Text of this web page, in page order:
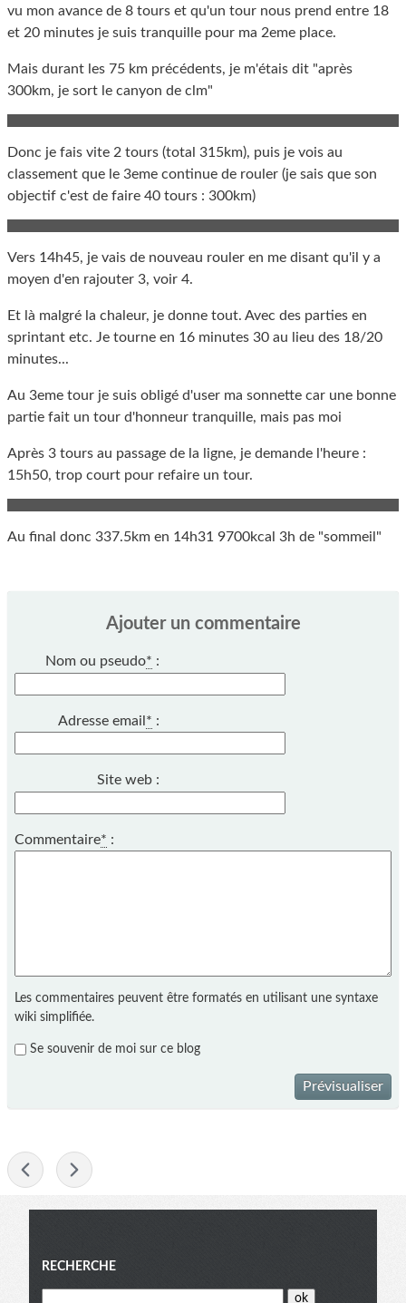
vu mon avance de 8 tours et qu'un tour nous prend entre 18
et 20 minutes je suis tranquille pour ma 2eme place.
Mais durant les 75 km précédents, je m'étais dit "après
300km, je sort le canyon de clm"
Donc je fais vite 2 tours (total 315km), puis je vois au
classement que le 3eme continue de rouler (je sais que son
objectif c'est de faire 40 tours : 300km)
Vers 14h45, je vais de nouveau rouler en me disant qu'il y a
moyen d'en rajouter 3, voir 4.
Et là malgré la chaleur, je donne tout. Avec des parties en
sprintant etc. Je tourne en 16 minutes 30 au lieu des 18/20
minutes...
Au 3eme tour je suis obligé d'user ma sonnette car une bonne
partie fait un tour d'honneur tranquille, mais pas moi
Après 3 tours au passage de la ligne, je demande l'heure :
15h50, trop court pour refaire un tour.
Au final donc 337.5km en 14h31 9700kcal 3h de "sommeil"
Ajouter un commentaire
Nom ou pseudo* :
Adresse email * :
Site web :
Commentaire* :
Les commentaires peuvent être formatés en utilisant une syntaxe
wiki simplifiée.
Se souvenir de moi sur ce blog
Prévisualiser
Menu
RECHERCHE